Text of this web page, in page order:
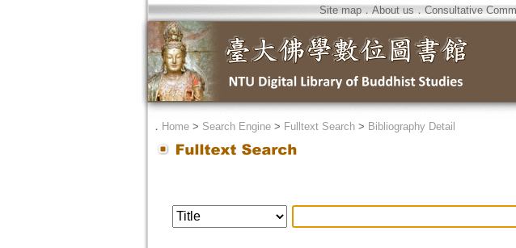
Site map．About us ． Consultative
． Home> Search Engine> Fulltext Search> Bibliography Detail